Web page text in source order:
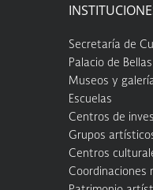
Secretaría de
Palacio de
Museos y
Escuelas
Centros de
Grupos
Centros
Coordinaciones